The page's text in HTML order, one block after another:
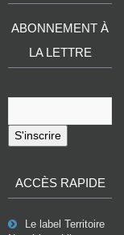
ABONNEMENT À
LA LETTRE
S'inscrire
ACCÈS RAPIDE
Le label Territoire